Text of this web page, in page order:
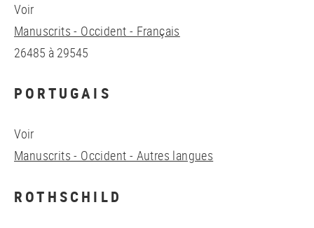
Voir
Manuscrits - Occident - Français
26485 à 29545
PORTUGAIS
Voir
Manuscrits - Occident - Autres langues
ROTHSCHILD